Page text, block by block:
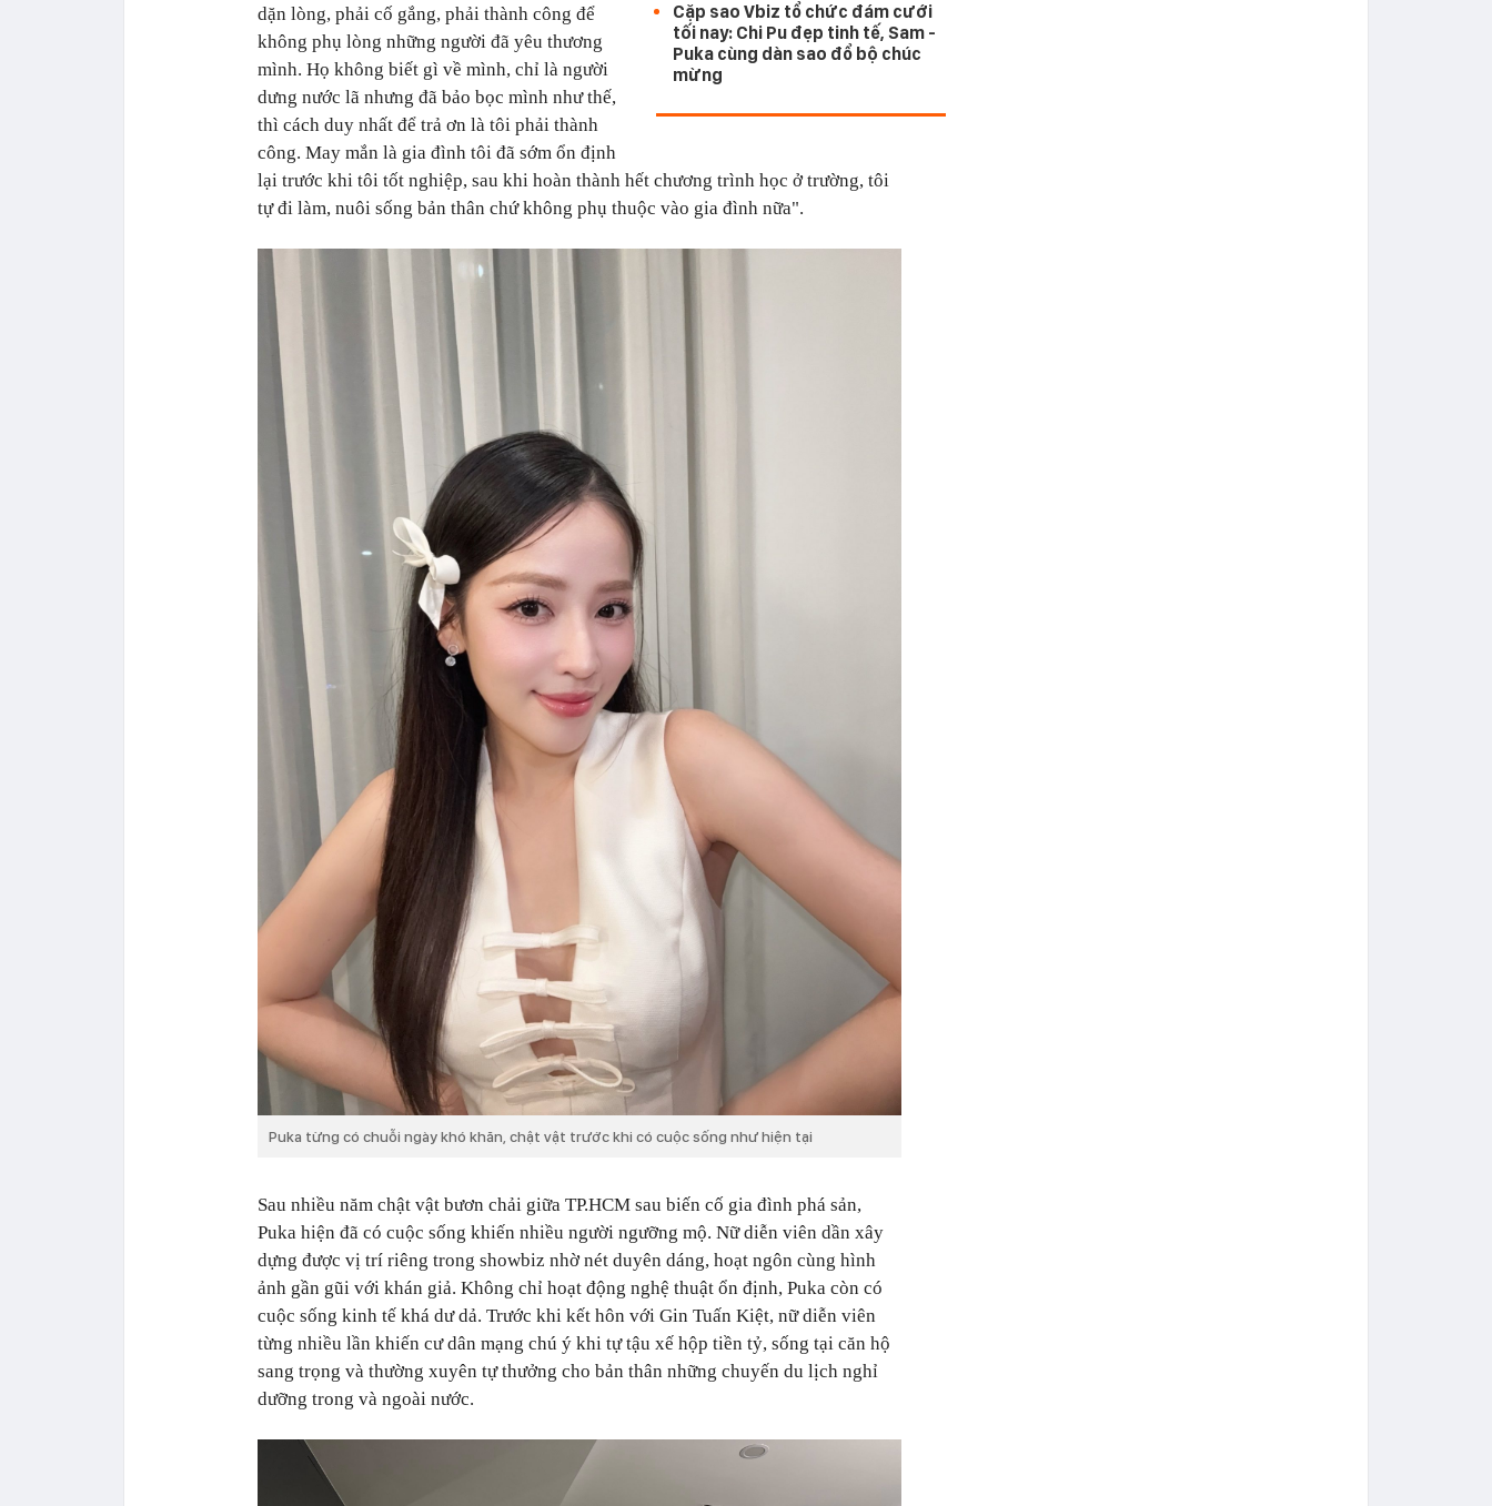
Cặp sao Vbiz tổ chức đám cưới
tối nay: Chi Pu đẹp tinh tế, Sam -
Puka cùng dàn sao đổ bộ chúc
mừng
dặn lòng, phải cố gắng, phải thành công để
không phụ lòng những người đã yêu thương
mình. Họ không biết gì về mình, chỉ là người
dưng nước lã nhưng đã bảo bọc mình như thế,
thì cách duy nhất để trả ơn là tôi phải thành
công. May mắn là gia đình tôi đã sớm ổn định
lại trước khi tôi tốt nghiệp, sau khi hoàn thành hết chương trình học ở trường, tôi
tự đi làm, nuôi sống bản thân chứ không phụ thuộc vào gia đình nữa".
Puka từng có chuỗi ngày khó khăn, chật vật trước khi có cuộc sống như hiện tại
Sau nhiều năm chật vật bươn chải giữa TP.HCM sau biến cố gia đình phá sản,
Puka hiện đã có cuộc sống khiến nhiều người ngưỡng mộ. Nữ diễn viên dần xây
dựng được vị trí riêng trong showbiz nhờ nét duyên dáng, hoạt ngôn cùng hình
ảnh gần gũi với khán giả. Không chỉ hoạt động nghệ thuật ổn định, Puka còn có
cuộc sống kinh tế khá dư dả. Trước khi kết hôn với Gin Tuấn Kiệt, nữ diễn viên
từng nhiều lần khiến cư dân mạng chú ý khi tự tậu xế hộp tiền tỷ, sống tại căn hộ
sang trọng và thường xuyên tự thưởng cho bản thân những chuyến du lịch nghỉ
dưỡng trong và ngoài nước.